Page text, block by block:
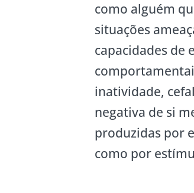
como alguém
situações
capacidades de
inatividade,
negativa de si
produzidas por
como por